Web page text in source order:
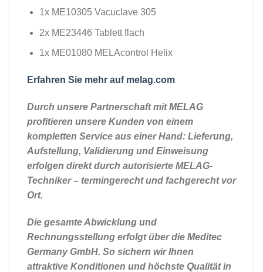
1x ME10305 Vacuclave 305
2x ME23446 Tablett flach
1x ME01080 MELAcontrol Helix
Erfahren Sie mehr auf melag.com
Durch unsere Partnerschaft mit MELAG
profitieren unsere Kunden von einem
kompletten Service aus einer Hand: Lieferung,
Aufstellung, Validierung und Einweisung
erfolgen direkt durch autorisierte MELAG-
Techniker – termingerecht und fachgerecht vor
Ort.
Die gesamte Abwicklung und
Rechnungsstellung erfolgt über die Meditec
Germany GmbH. So sichern wir Ihnen
attraktive Konditionen und höchste Qualität in